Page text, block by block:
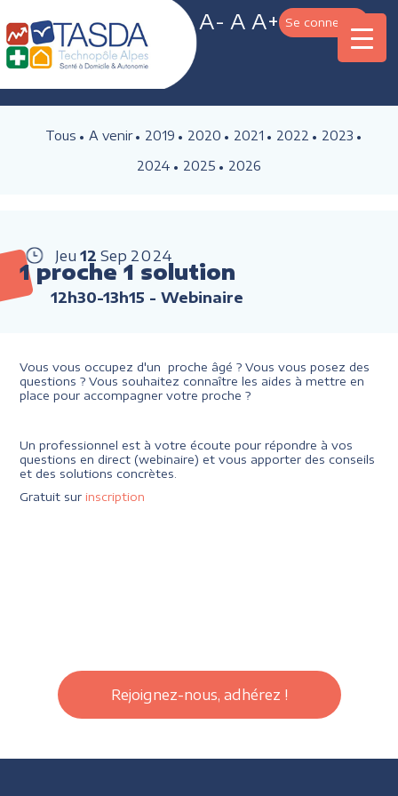
A- A A+ Se connecter
Tous A venir 2019 2020 2021 2022
2023
2024
2025 2026
Jeu 12 Sep 2024
1 proche 1 solution
12h30-13h15 - Webinaire
Vous vous occupez d'un proche âgé ? Vous vous posez des
questions ? Vous souhaitez connaître les aides à mettre en
place pour accompagner votre proche ?
Un professionnel est à votre écoute pour répondre à vos
questions en direct (webinaire) et vous apporter des conseils
et des solutions concrètes.
Gratuit sur inscription
Rejoignez-nous, adhérez !